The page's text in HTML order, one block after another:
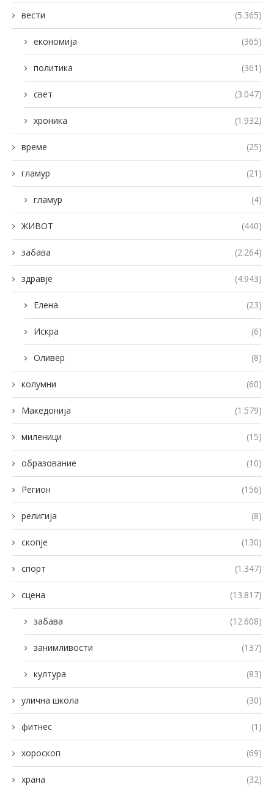
вести (5.365)
економија (365)
политика (361)
свет (3.047)
хроника (1.932)
време (25)
гламур (21)
гламур (4)
ЖИВОТ (440)
забава (2.264)
здравје (4.943)
Елена (23)
Искра (6)
Оливер (8)
колумни (60)
Македонија (1.579)
миленици (15)
образование (10)
Регион (156)
религија (8)
скопје (130)
спорт (1.347)
сцена (13.817)
забава (12.608)
занимливости (137)
култура (83)
улична школа (30)
фитнес (1)
хороскоп (69)
храна (32)